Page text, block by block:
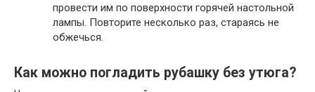
провести им по поверхности горячей настольной
лампы. Повторите несколько раз, стараясь не
обжечься.
Как можно погладить рубашку без утюга?